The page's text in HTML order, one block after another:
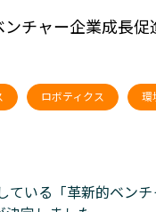
チャー企業成長促
ロボティクス 環
いる「革新的ベンチ